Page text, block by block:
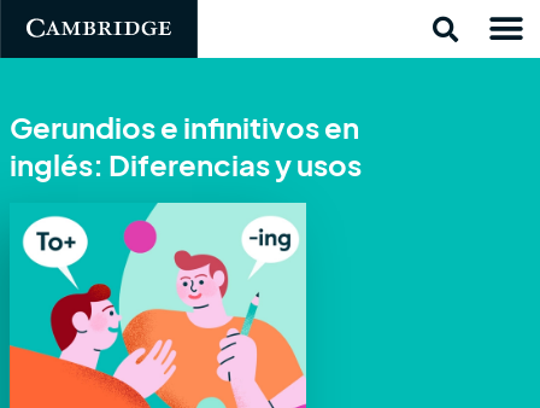
Gerundios e infinitivos en
inglés: Diferencias y usos